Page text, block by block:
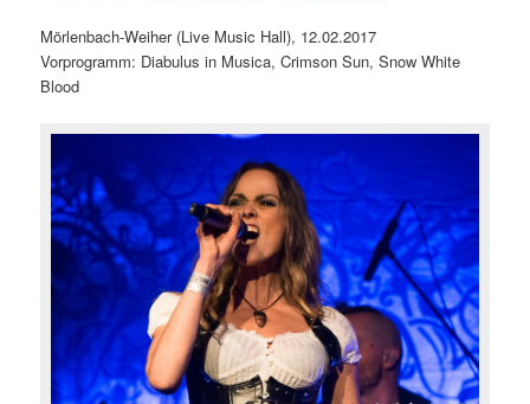
Mörlenbach-Weiher (Live Music Hall), 12.02.2017
Vorprogramm: Diabulus in Musica, Crimson Sun, Snow White
Blood